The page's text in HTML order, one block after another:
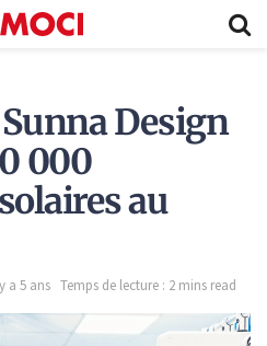
Design
000
au
a 5 ans Temps de lecture : 2 mins read